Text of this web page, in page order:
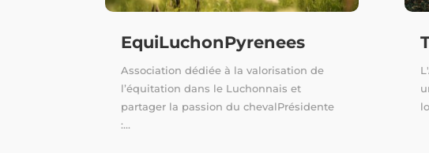
EquiLuchonPyrenees
Association dédiée à la valorisation de
l’équitation dans le Luchonnais et
partager la passion du chevalPrésidente
:...